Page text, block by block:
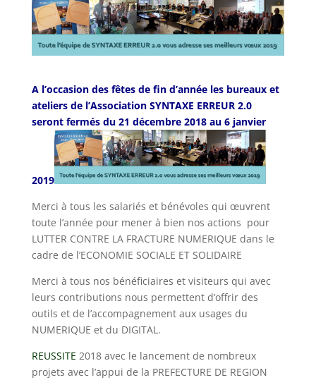
A l’occasion des fêtes de fin d’année les bureaux et
ateliers de l’Association SYNTAXE ERREUR 2.0
seront fermés du 21 décembre 2018 au 6 janvier
2019
Merci à tous les salariés et bénévoles qui œuvrent
toute l’année pour mener à bien nos actions pour
LUTTER CONTRE LA FRACTURE NUMERIQUE dans le
cadre de l’ECONOMIE SOCIALE ET SOLIDAIRE
Merci à tous nos bénéficiaires et visiteurs qui avec
leurs contributions nous permettent d’offrir des
outils et de l’accompagnement aux usages du
NUMERIQUE et du DIGITAL.
REUSSITE 2018 avec le lancement de nombreux
projets avec l’appui de la PREFECTURE DE REGION